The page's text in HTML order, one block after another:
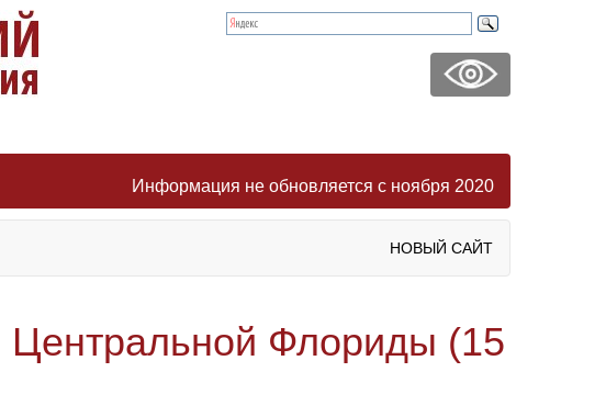
Информация не обновляется с ноября 2020
НОВЫЙ САЙТ
Центральной Флориды (15